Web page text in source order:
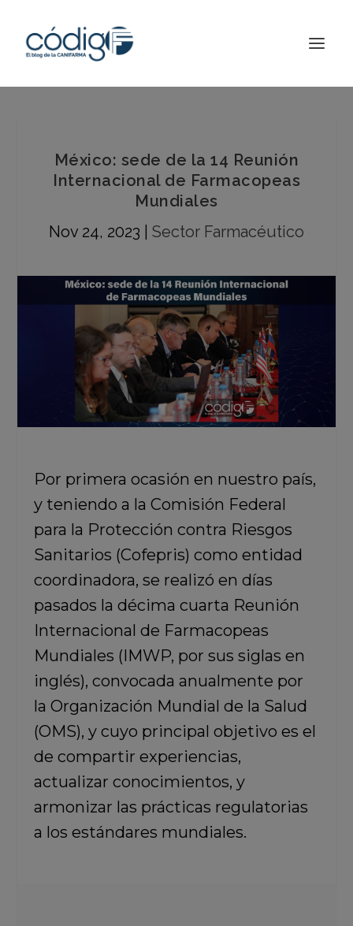
México: sede de la 14 Reunión
Internacional de Farmacopeas
Mundiales
Nov 24, 2023
Sector Farmacéutico
Por primera ocasión en nuestro país,
y teniendo a la Comisión Federal
para la Protección contra Riesgos
Sanitarios (Cofepris) como entidad
coordinadora, se realizó en días
pasados la décima cuarta Reunión
Internacional de Farmacopeas
Mundiales (IMWP, por sus siglas en
inglés), convocada anualmente por
la Organización Mundial de la Salud
(OMS), y cuyo principal objetivo es el
de compartir experiencias,
actualizar conocimientos, y
armonizar las prácticas regulatorias
a los estándares mundiales.